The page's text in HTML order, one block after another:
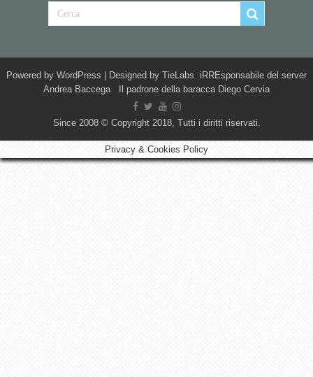
Powered by WordPress | Designed by TieLabs iRREsponsabile del server
Andrea Baccega Il padrone della baracca Diego Cervia
Since 2008 © Copyright 2018, Tutti i diritti riservati.
Privacy & Cookies Policy